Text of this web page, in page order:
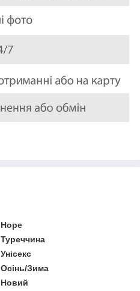
Hope
Туреччина
Унісекс
Осінь/Зима
Новий